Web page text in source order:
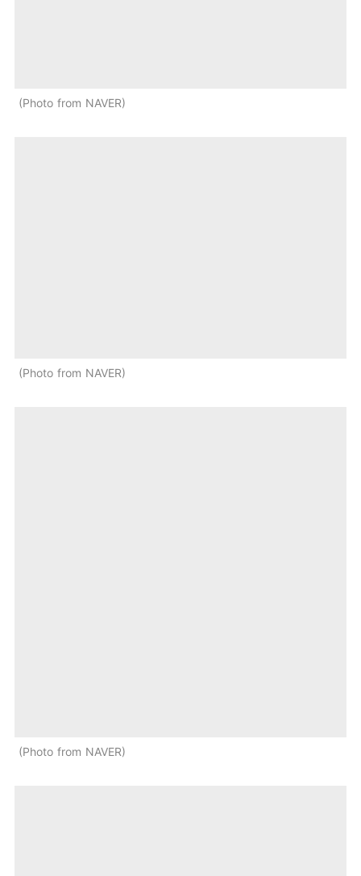
Photo from NAVER
Photo from NAVER
Photo from NAVER